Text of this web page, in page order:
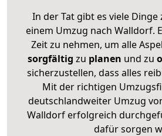
In der Tat gibt es viele Dinge
einem Umzug nach Walldorf.
Zeit zu nehmen, um alle
sorgfältig zu planen und zu
sicherzustellen, dass alles
Mit der richtigen
deutschlandweiter Umzug
Walldorf erfolgreich
dafür sorgen